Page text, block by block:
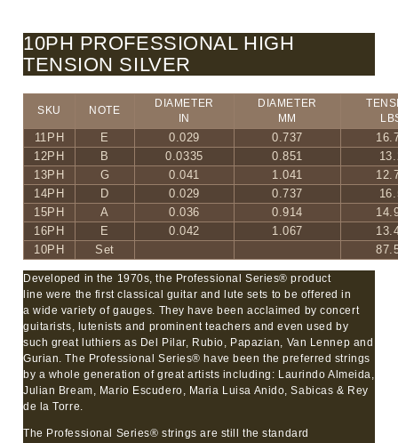
10PH PROFESSIONAL HIGH
TENSION SILVER
SKU NOTE
DIAMETER
IN
DIAMETER
MM
11PH E 0.029 0.737
12PH
B 0.0335 0.851
13PH
G 0.041 1.041
14PH
D 0.029 0.737
15PH
A 0.036 0.914
16PH
E 0.042 1.067
10PH
Set
Developed in the 1970s, the Professional Series® product
line were the first classical guitar and lute sets to be offered in
a wide variety of gauges. They have been acclaimed by concert
guitarists, lutenists and prominent teachers and even used by
such great luthiers as Del Pilar, Rubio, Papazian, Van Lennep and
Gurian. The Professional Series® have been the preferred strings
by a whole generation of great artists including: Laurindo Almeida,
Julian Bream, Mario Escudero, Maria Luisa Anido, Sabicas & Rey
de la Torre.
The Professional Series® strings are still the standard